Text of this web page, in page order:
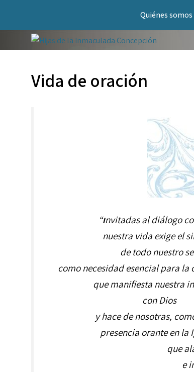
contenido
Quiénes somos
Vida de oración
“Invitadas al diálogo
nuestra vida exige el
de todo nuestro
como necesidad esencial para la
que manifiesta nuestra
con Dios
y hace de nosotras,
presencia orante en la
que
e